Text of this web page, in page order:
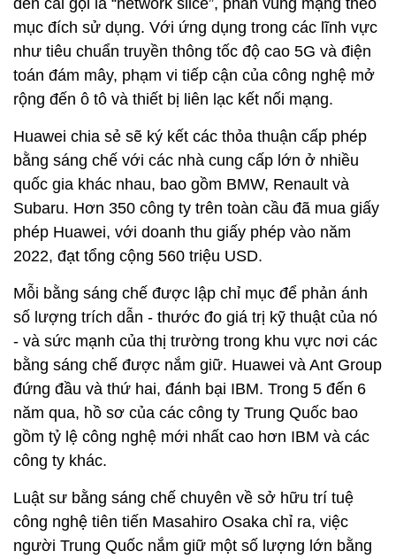
mục đích sử dụng. Với ứng dụng trong các lĩnh vực
như tiêu chuẩn truyền thông tốc độ cao 5G và điện
toán đám mây, phạm vi tiếp cận của công nghệ mở
rộng đến ô tô và thiết bị liên lạc kết nối mạng.
Huawei chia sẻ sẽ ký kết các thỏa thuận cấp phép
bằng sáng chế với các nhà cung cấp lớn ở nhiều
quốc gia khác nhau, bao gồm BMW, Renault và
Subaru. Hơn 350 công ty trên toàn cầu đã mua giấy
phép Huawei, với doanh thu giấy phép vào năm
2022, đạt tổng cộng 560 triệu USD.
Mỗi bằng sáng chế được lập chỉ mục để phản ánh
số lượng trích dẫn - thước đo giá trị kỹ thuật của nó
- và sức mạnh của thị trường trong khu vực nơi các
bằng sáng chế được nắm giữ. Huawei và Ant Group
đứng đầu và thứ hai, đánh bại IBM. Trong 5 đến 6
năm qua, hồ sơ của các công ty Trung Quốc bao
gồm tỷ lệ công nghệ mới nhất cao hơn IBM và các
công ty khác.
Luật sư bằng sáng chế chuyên về sở hữu trí tuệ
công nghệ tiên tiến Masahiro Osaka chỉ ra, việc
người Trung Quốc nắm giữ một số lượng lớn bằng